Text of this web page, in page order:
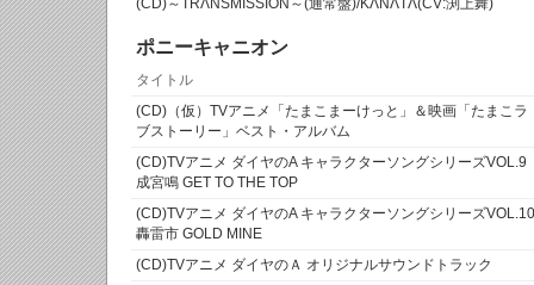
(CD)～TRΛNSMISSION～(通常盤)/KΛNΛTΛ(CV:渕上舞)
ポニーキャニオン
タイトル
(CD)（仮）TVアニメ「たまこまーけっと」＆映画「たまこラ
ブストーリー」ベスト・アルバム
(CD)TVアニメ ダイヤのA キャラクターソングシリーズVOL.9
成宮鳴 GET TO THE TOP
(CD)TVアニメ ダイヤのA キャラクターソングシリーズVOL.10
轟雷市 GOLD MINE
(CD)TVアニメ ダイヤのＡ オリジナルサウンドトラック